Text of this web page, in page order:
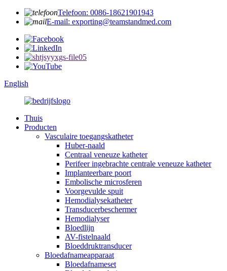
Telefoon: 0086-18621901943
E-mail: exporting@teamstandmed.com
English
Thuis
Producten
Vasculaire toegangskatheter
Huber-naald
Centraal veneuze katheter
Perifeer ingebrachte centrale veneuze katheter
Implanteerbare poort
Embolische microsferen
Voorgevulde spuit
Hemodialysekatheter
Transducerbeschermer
Hemodialyser
Bloedlijn
AV-fistelnaald
Bloeddruktransducer
Bloedafnameapparaat
Bloedafnameset